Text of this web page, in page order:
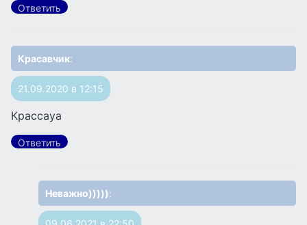
Ответить
Красавчик:
21.09.2020 в 12:15
Крассауа
Ответить
Неважно))))):